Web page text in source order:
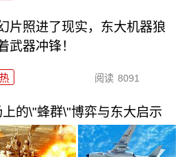
片照进了现实，东大机器狼
武器冲锋！
阅读 8091
的\"蜂群\"博弈与东大启示